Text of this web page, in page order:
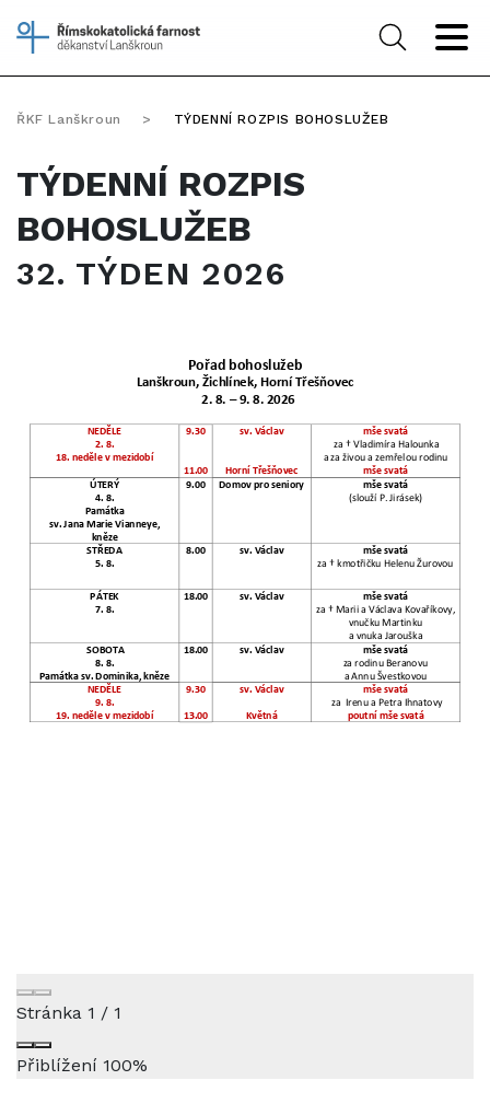
ŘKF Lanškroun > TÝDENNÍ ROZPIS BOHOSLUŽEB
TÝDENNÍ ROZPIS
BOHOSLUŽEB
32. TÝDEN 2026
Stránka 1 / 1
Přiblížení 100%